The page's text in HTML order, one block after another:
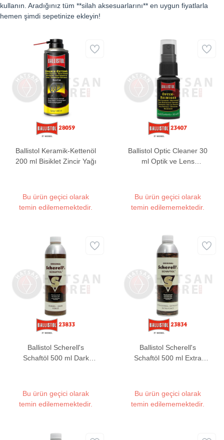
kullanın. Aradığınız tüm **silah aksesuarlarını** en uygun fiyatlarla
hemen şimdi sepetinize ekleyin!
Ballistol Keramik-Kettenöl
200 ml Bisiklet Zincir Yağı
Bu ürün geçici olarak
temin edilememektedir.
Ballistol Optic Cleaner 30
ml Optik ve Lens
Bu ürün geçici olarak
temin edilememektedir.
Ballistol Scherell's
Schaftöl 500 ml Dark
Bu ürün geçici olarak
temin edilememektedir.
Ballistol Scherell's
Schaftöl 500 ml Extra
Bu ürün geçici olarak
temin edilememektedir.